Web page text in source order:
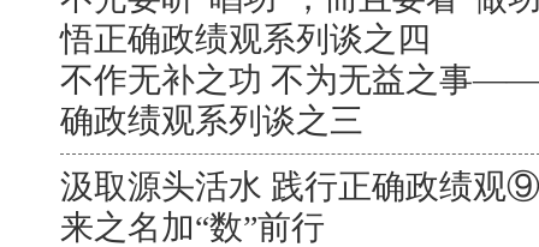
悟正确政绩观系列谈之四
不作无补之功 不为无益之事
确政绩观系列谈之三
汲取源头活水 践行正确政绩观
来之名加“数”前行